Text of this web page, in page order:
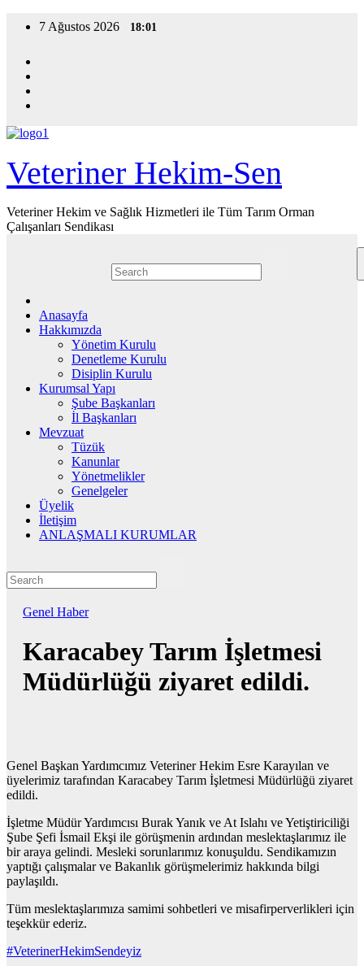
7 Ağustos 2026 18:01
Veteriner Hekim-Sen
Veteriner Hekim ve Sağlık Hizmetleri ile Tüm Tarım Orman
Çalışanları Sendikası
Anasayfa
Hakkımızda
Yönetim Kurulu
Denetleme Kurulu
Disiplin Kurulu
Kurumsal Yapı
Şube Başkanları
İl Başkanları
Mevzuat
Tüzük
Kanunlar
Yönetmelikler
Genelgeler
Üyelik
İletişim
ANLAŞMALI KURUMLAR
Genel Haber
Karacabey Tarım İşletmesi
Müdürlüğü ziyaret edildi.
Genel Başkan Yardımcımız Veteriner Hekim Esre Karayılan ve
üyelerimiz tarafından Karacabey Tarım İşletmesi Müdürlüğü ziyaret
edildi.
İşletme Müdür Yardımcısı Burak Yanık ve At Islahı ve Yetiştiriciliği
Şube Şefi İsmail Ekşi ile görüşmenin ardından meslektaşlarımız ile
bir araya gelindi. Mesleki sorunlarımız konuşuldu. Sendikamızın
yaptığı çalışmalar ve Bakanlık görüşmelerimiz hakkında bilgi
paylaşıldı.
Tüm meslektaşlarımıza samimi sohbetleri ve misafirperverlikleri için
teşekkür ederiz.
#VeterinerHekimSendeyiz